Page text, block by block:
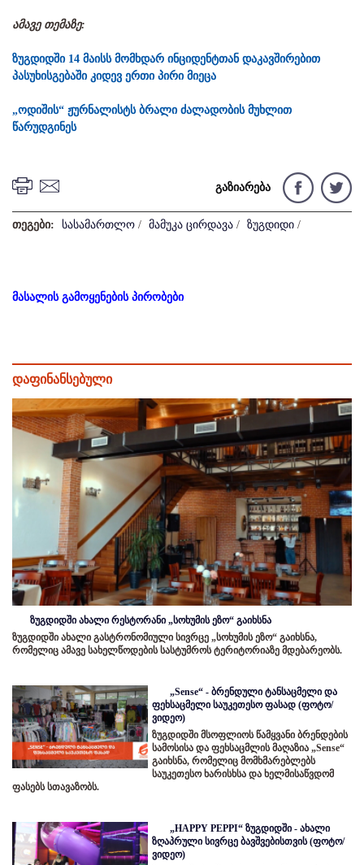
ამავე თემაზე:
ზუგდიდში 14 მაისს მომხდარ ინციდენტთან დაკავშირებით
პასუხისგებაში კიდევ ერთი პირი მიეცა
„ოდიშის“ ჟურნალისტს ბრალი ძალადობის მუხლით
წარუდგინეს
გაზიარება
თეგები: სასამართლო / მამუკა ცირდავა / ზუგდიდი /
მასალის გამოყენების პირობები
დაფინანსებული
ზუგდიდში ახალი რესტორანი „სოხუმის ეზო“ გაიხსნა
ზუგდიდში ახალი გასტრონომიული სივრცე „სოხუმის ეზო“ გაიხსნა,
რომელიც ამავე სახელწოდების სასტუმროს ტერიტორიაზე მდებარეობს.
„Sense“ - ბრენდული ტანსაცმელი და
ფეხსაცმელი საუკეთესო ფასად (ფოტო/
ვიდეო)
ზუგდიდში მსოფლიოს წამყვანი ბრენდების
სამოსისა და ფეხსაცმლის მაღაზია „Sense“
გაიხსნა, რომელიც მომხმარებლებს
საუკეთესო ხარისხსა და ხელმისაწვდომ
ფასებს სთავაზობს.
„HAPPY PEPPI“ ზუგდიდში - ახალი
ზღაპრული სივრცე ბავშვებისთვის (ფოტო/
ვიდეო)